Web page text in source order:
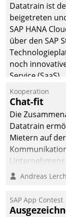
Datatrain ist
beigetreten
SAP HANA
über den SAP
noch
Service (SaaS).
Kooperation
Chat-fit
Die
Datatrain
Mietern auf
Mitarbeiter
Andreas
SAP App Contest